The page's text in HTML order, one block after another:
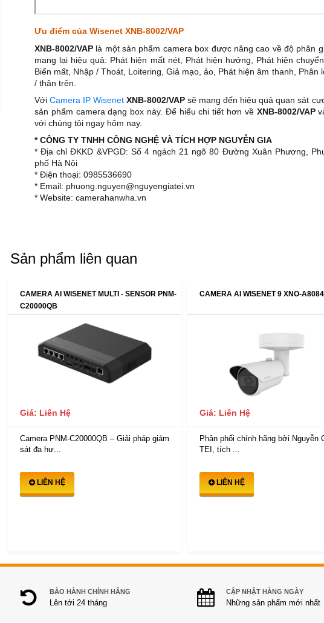
Ưu điểm của Wisenet XNB-8002/VAP
XNB-8002/VAP là một sản phẩm camera box được nâng cao về độ phân
mang lại hiệu quả: Phát hiện mất nét, Phát hiện hướng, Phát hiện
Biến mất, Nhập / Thoát, Loitering, Giả mạo, ảo, Phát hiện âm thanh,
/ thân trên.
VớiCamera IP WisenetXNB-8002/VAP sẽ mang đến hiệu quả quan sát
sản phẩm camera dạng box này. Để hiểu chi tiết hơn về XNB-8002/VAP
với chúng tôi ngay hôm nay.
* CÔNG TY TNHH CÔNG NGHỆ VÀ TÍCH HỢP NGUYỄN GIA
* Địa chỉ ĐKKD &VPGD: Số 4 ngách 21 ngõ 80 Đường Xuân Phương,
phố Hà Nội
* Điện thoại: 0985536690
* Email: phuong.nguyen@nguyengiatei.vn
* Website: camerahanwha.vn
Sản phẩm liên quan
CAMERA AI WISENET MULTI - SENSOR PNM-
C20000QB
Giá: Liên Hệ
Camera PNM-C20000QB – Giải pháp giám
sát đa hư...
LIÊN HỆ
CAMERA AI WISENET 9 XNO-
Giá: Liên Hệ
Phân phối chính hãng bởi Nguyễn
TEI, tích ...
LIÊN HỆ
BẢO HÀNH CHÍNH HÃNG
Lên tới 24 tháng
CẬP NHẬT HÀNG NGÀY
Những sản phẩm mới nhất